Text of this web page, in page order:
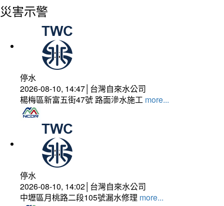
災害示警
停水
2026-08-10, 14:47│台灣自來水公司
楊梅區新富五街47號 路面滲水施工 more...
停水
2026-08-10, 14:02│台灣自來水公司
中壢區月桃路二段105號漏水修理 more...